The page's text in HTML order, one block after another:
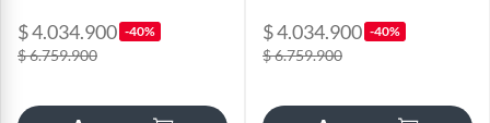
$ 4.034.900 -40%
$ 6.759.900
$ 4.034.900 -40%
$ 6.759.900